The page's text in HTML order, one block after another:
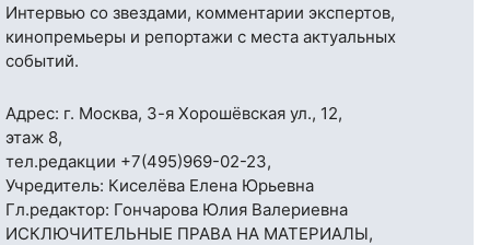
Интервью со звездами, комментарии экспертов,
кинопремьеры и репортажи с места актуальных
событий.
Адрес: г. Москва, 3-я Хорошёвская ул., 12,
этаж 8,
тел.редакции +7(495)969-02-23,
Учредитель: Киселёва Елена Юрьевна
Гл.редактор: Гончарова Юлия Валериевна
ИСКЛЮЧИТЕЛЬНЫЕ ПРАВА НА МАТЕРИАЛЫ,